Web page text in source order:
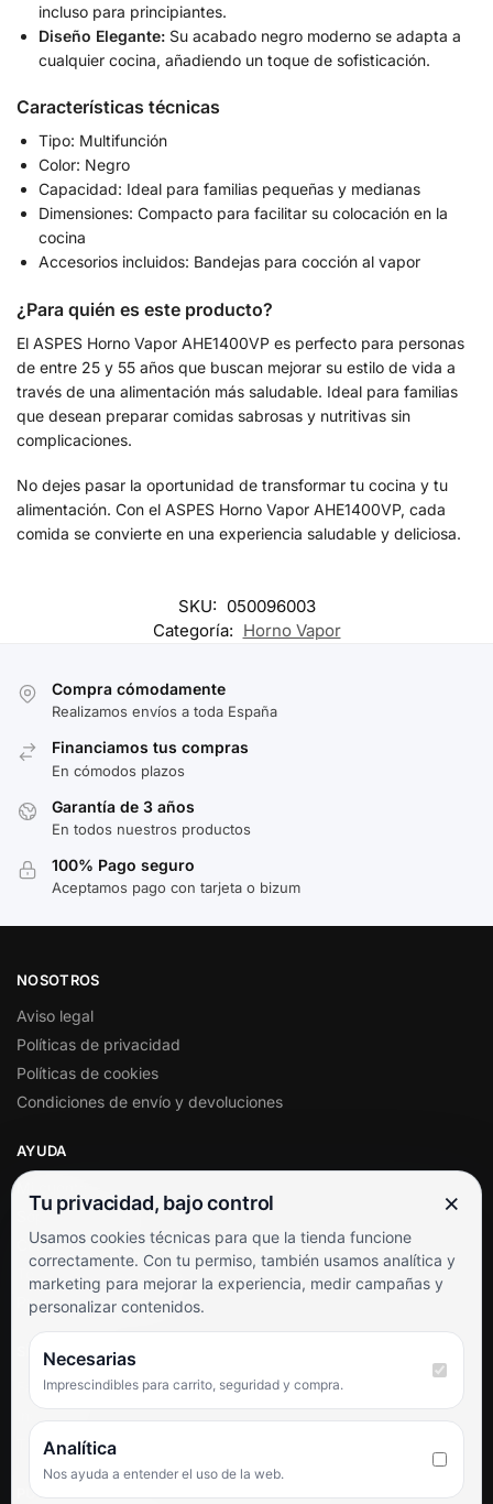
incluso para principiantes.
Diseño Elegante: Su acabado negro moderno se adapta a
cualquier cocina, añadiendo un toque de sofisticación.
Características técnicas
Tipo: Multifunción
Color: Negro
Capacidad: Ideal para familias pequeñas y medianas
Dimensiones: Compacto para facilitar su colocación en la
cocina
Accesorios incluidos: Bandejas para cocción al vapor
¿Para quién es este producto?
El ASPES Horno Vapor AHE1400VP es perfecto para personas
de entre 25 y 55 años que buscan mejorar su estilo de vida a
través de una alimentación más saludable. Ideal para familias
que desean preparar comidas sabrosas y nutritivas sin
complicaciones.
No dejes pasar la oportunidad de transformar tu cocina y tu
alimentación. Con el ASPES Horno Vapor AHE1400VP, cada
comida se convierte en una experiencia saludable y deliciosa.
SKU: 050096003
Categoría: Horno Vapor
Compra cómodamente
Realizamos envíos a toda España
Financiamos tus compras
En cómodos plazos
Garantía de 3 años
En todos nuestros productos
100% Pago seguro
Aceptamos pago con tarjeta o bizum
NOSOTROS
Aviso legal
Políticas de privacidad
Políticas de cookies
Condiciones de envío y devoluciones
AYUDA
Soporte al cliente
Contacto
Términos y condiciones
Preguntas frecuentes
SÍGUENOS
Facebook
TikTok
PUNTUACIÓN DE 4,6 SOBRE 5 EN GOOGLE
Tu privacidad, bajo control ×
Usamos cookies técnicas para que la tienda funcione
correctamente. Con tu permiso, también usamos analítica y
marketing para mejorar la experiencia, medir campañas y
personalizar contenidos.
Necesarias
Imprescindibles para carrito, seguridad y compra.
Analítica
Nos ayuda a entender el uso de la web.